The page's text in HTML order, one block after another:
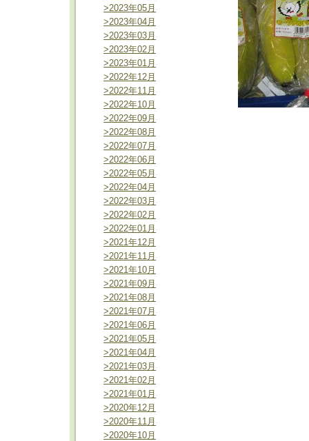
>2023年05月
>2023年04月
>2023年03月
>2023年02月
>2023年01月
>2022年12月
>2022年11月
>2022年10月
>2022年09月
>2022年08月
>2022年07月
>2022年06月
>2022年05月
>2022年04月
>2022年03月
>2022年02月
>2022年01月
>2021年12月
>2021年11月
>2021年10月
>2021年09月
>2021年08月
>2021年07月
>2021年06月
>2021年05月
>2021年04月
>2021年03月
>2021年02月
>2021年01月
>2020年12月
>2020年11月
>2020年10月